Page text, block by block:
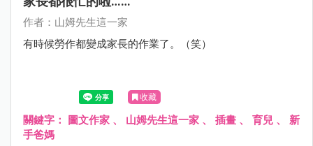
作者：山姆先生這一家
有時候勞作都變成家長的作業了。（笑）
收藏
關鍵字： 圖文作家 、 山姆先生這一家 、 插畫 、 育兒 、 新
手爸媽